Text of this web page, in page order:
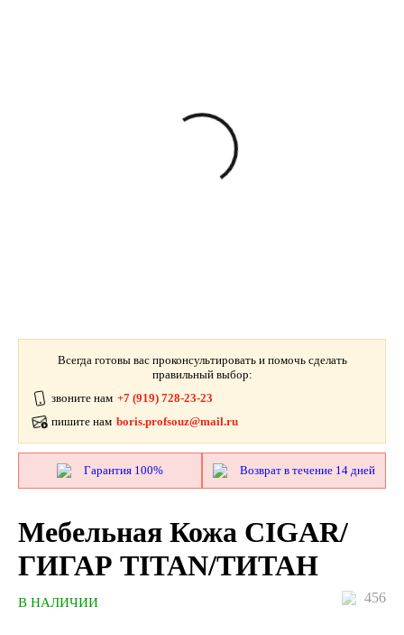
Всегда готовы вас проконсультировать и помочь сделать
правильный выбор:
звоните нам +7 (919) 728-23-23
пишите нам boris.profsouz@mail.ru
Гарантия 100% Возврат в течение 14 дней
Мебельная Кожа CIGAR/
ГИГАР TITAN/ТИТАН
456
В НАЛИЧИИ